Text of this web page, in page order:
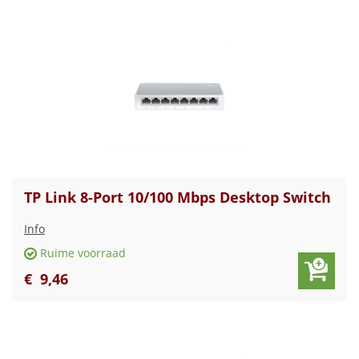
TP Link 8-Port 10/100 Mbps Desktop Switch
Info
Ruime voorraad
€ 9,46